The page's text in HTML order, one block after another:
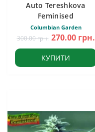
Auto Tereshkova
Feminised
Columbian Garden
300.00 грн. 270.00 грн.
КУПИТИ